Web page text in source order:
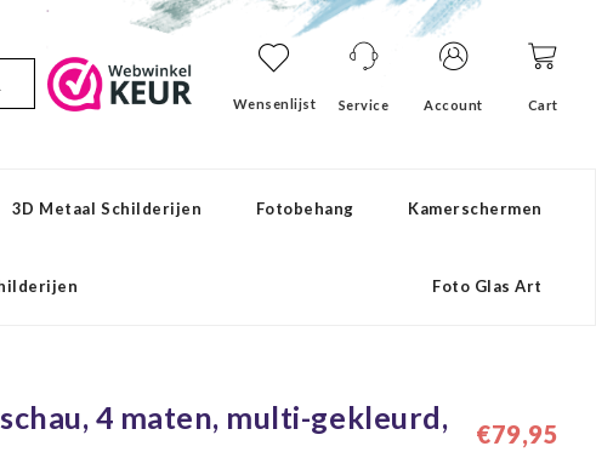
Wensenlijst Service Account Cart
3D Metaal Schilderijen Fotobehang Kamerschermen
Foto Glas Art
4 maten, multi-gekleurd,
€79,95